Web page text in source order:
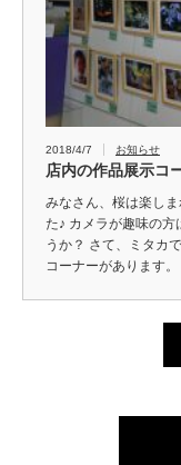
2018/4/7 お知らせ
店内の作品展示コ
みなさん、桜は楽し
た♪ カメラが趣味の方
うか？ さて、ミタカ
コーナーがあります